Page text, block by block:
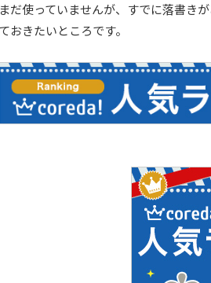
まだ使っていませんが、すでに落書き
ておきたいところです。